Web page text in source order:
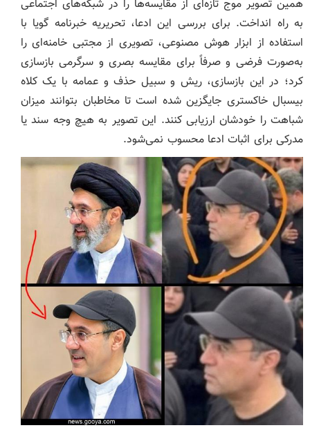
همین تصویر موج تازه‌ای از مقایسه‌ها را در شبکه‌های اجتماعی
به راه انداخت. برای بررسی این ادعا، تحریریه خبرنامه گویا با
استفاده از ابزار هوش مصنوعی، تصویری از مجتبی خامنه‌ای را
به‌صورت فرضی و صرفاً برای مقایسه بصری و سرگرمی بازسازی
کرد؛ در این بازسازی، ریش و سبیل حذف و عمامه با یک کلاه
بیسبال خاکستری جایگزین شده است تا مخاطبان بتوانند میزان
شباهت را خودشان ارزیابی کنند. این تصویر به هیچ وجه سند یا
مدرکی برای اثبات ادعا محسوب نمی‌شود.